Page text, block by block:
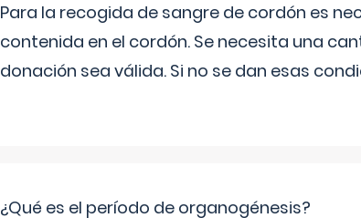
Para la recogida de sangre de cordón es
contenida en el cordón. Se necesita una
donación sea válida. Si no se dan esas
¿Qué es el período de organogénesis?